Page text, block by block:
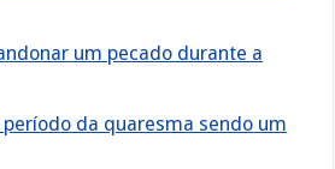
um pecado durante a
da quaresma sendo um